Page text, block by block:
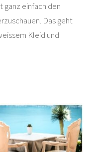
ganz einfach den
Das geht
Kleid und